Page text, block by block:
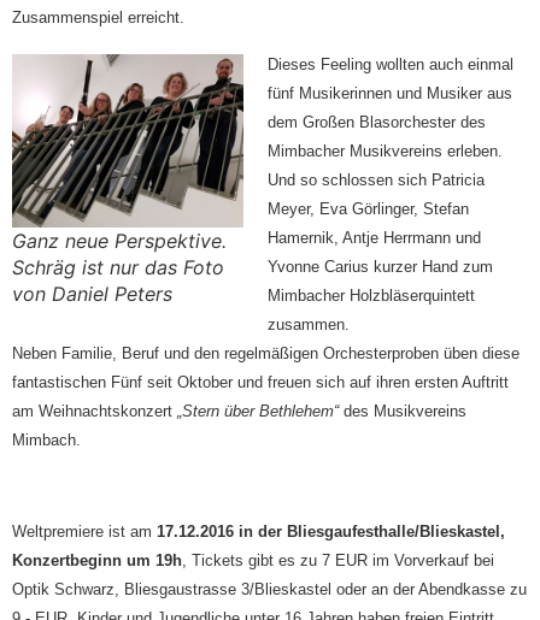
Zusammenspiel erreicht.
Ganz neue Perspektive.
Schräg ist nur das Foto
von Daniel Peters
Dieses Feeling wollten auch einmal
fünf Musikerinnen und Musiker aus
dem Großen Blasorchester des
Mimbacher Musikvereins erleben.
Und so schlossen sich Patricia
Meyer, Eva Görlinger, Stefan
Hamernik, Antje Herrmann und
Yvonne Carius kurzer Hand zum
Mimbacher Holzbläserquintett
zusammen.
Neben Familie, Beruf und den regelmäßigen Orchesterproben üben diese
fantastischen Fünf seit Oktober und freuen sich auf ihren ersten Auftritt
am Weihnachtskonzert „Stern über Bethlehem“des Musikvereins
Mimbach.
Weltpremiere ist am 17.12.2016 in der Bliesgaufesthalle/Blieskastel,
Konzertbeginn um 19h, Tickets gibt es zu 7 EUR im Vorverkauf bei
Optik Schwarz, Bliesgaustrasse 3/Blieskastel oder an der Abendkasse zu